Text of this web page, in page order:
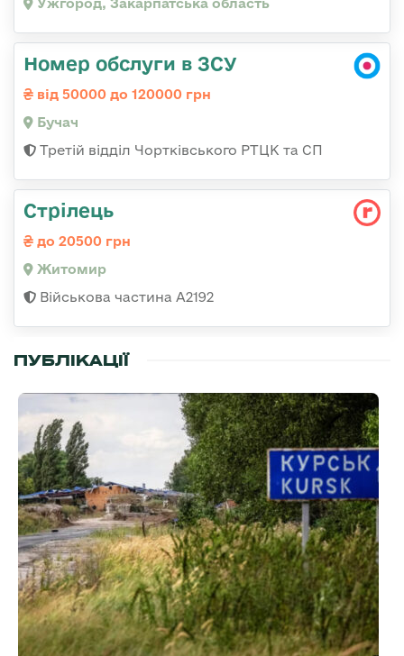
Ужгород, Закарпатська область
Номер обслуги в ЗСУ
від 50000 до 120000 грн
Бучач
Третій відділ Чортківського РТЦК та СП
Стрілець
до 20500 грн
Житомир
Військова частина А2192
ПУБЛІКАЦІЇ